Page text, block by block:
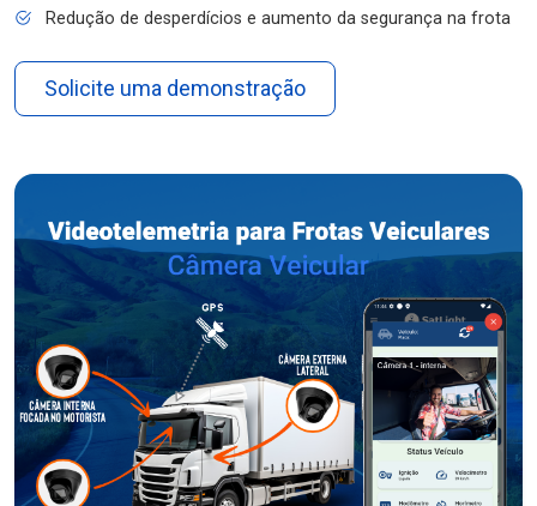
Redução de desperdícios e aumento da segurança na frota
Solicite uma demonstração